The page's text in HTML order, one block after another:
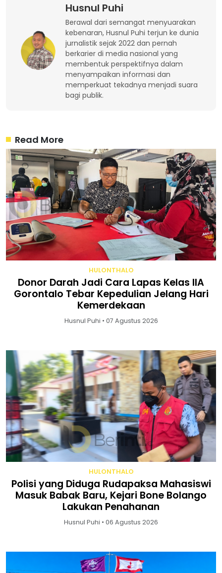
Husnul Puhi
Berawal dari semangat menyuarakan
kebenaran, Husnul Puhi terjun ke dunia
jurnalistik sejak 2022 dan pernah
berkarier di media nasional yang
membentuk perspektifnya dalam
menyampaikan informasi dan
memperkuat tekadnya menjadi suara
bagi publik.
Read More
HULONTHALO
Donor Darah Jadi Cara Lapas Kelas IIA
Gorontalo Tebar Kepedulian Jelang Hari
Kemerdekaan
Husnul Puhi • 07 Agustus 2026
HULONTHALO
Polisi yang Diduga Rudapaksa Mahasiswi
Masuk Babak Baru, Kejari Bone Bolango
Lakukan Penahanan
Husnul Puhi • 06 Agustus 2026